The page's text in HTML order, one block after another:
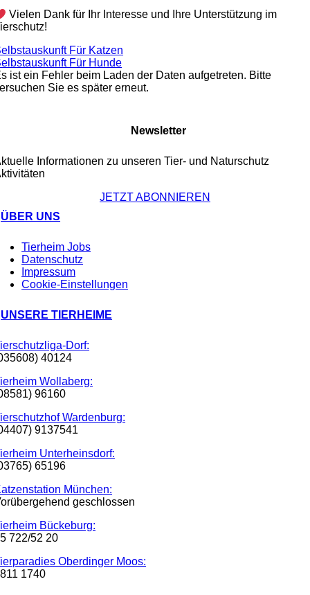
Vielen Dank für Ihr Interesse und Ihre Unterstützung im
Für Katzen
Für Hunde
ist ein Fehler beim Laden der Daten aufgetreten. Bitte
Sie es später erneut.
Newsletter
Informationen zu unseren Tier- und Naturschutz
JETZT ABONNIEREN
ÜBER UNS
Tierheim Jobs
Datenschutz
Impressum
Cookie-Einstellungen
UNSERE TIERHEIME
Dorf:
40124
Wollaberg:
96160
Wardenburg:
9137541
Unterheinsdorf:
65196
München:
geschlossen
Bückeburg:
722/52 20
Oberdinger Moos:
1740